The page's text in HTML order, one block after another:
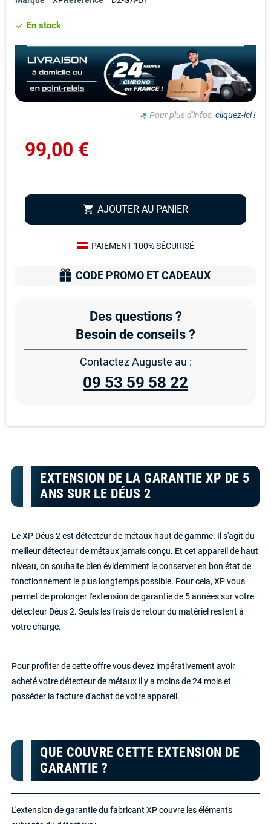
check En stock
bubble_chart Pour plus d'infos, cliquez-ici!
99,00 €
shopping_cart AJOUTER AU PANIER
PAIEMENT 100% SÉCURISÉ
CODE PROMO ET CADEAUX
Des questions ?
Besoin de conseils ?
Contactez Auguste au :
09 53 59 58 22
EXTENSION DE LA GARANTIE XP DE 5
ANS SUR LE DÉUS 2
Le XP Déus 2 est détecteur de métaux haut de gamme. Il s'agit du
meilleur détecteur de métaux jamais conçu. Et cet appareil de haut
niveau, on souhaite bien évidemment le conserver en bon état de
fonctionnement le plus longtemps possible. Pour cela, XP vous
permet de prolonger l'extension de garantie de 5 années sur votre
détecteur Déus 2. Seuls les frais de retour du matériel restent à
votre charge.
Pour profiter de cette offre vous devez impérativement avoir
acheté votre détecteur de métaux il y a moins de 24 mois et
posséder la facture d'achat de votre appareil.
QUE COUVRE CETTE EXTENSION DE
GARANTIE ?
L'extension de garantie du fabricant XP couvre les éléments